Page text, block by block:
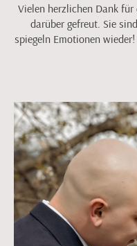
Vielen herzlichen Dank
darüber gefreut. Sie
spiegeln Emotionen